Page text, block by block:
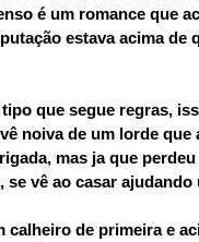
é um romance que
estava acima de
que segue regras,
noiva de um lorde
mas ja que
se vê ao casar
calheiro de primeira e